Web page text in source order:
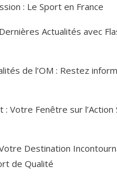
: Le Sport en France
Actualités avec
de l’OM : Restez
: Votre Fenêtre sur
Destination
de Qualité